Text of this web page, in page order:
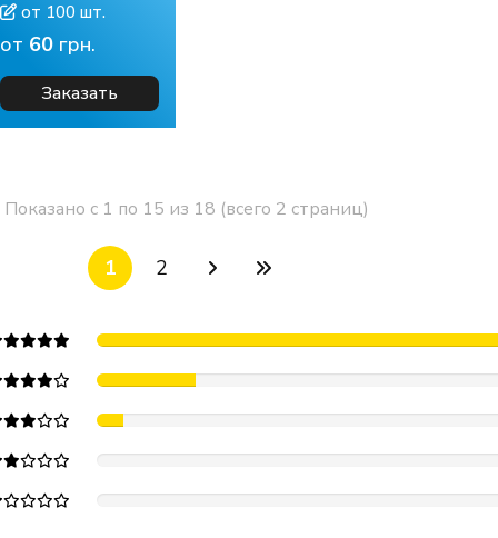
от 100 шт.
от 60грн.
Заказать
Показано с 1 по 15 из 18 (всего 2 страниц)
1 2